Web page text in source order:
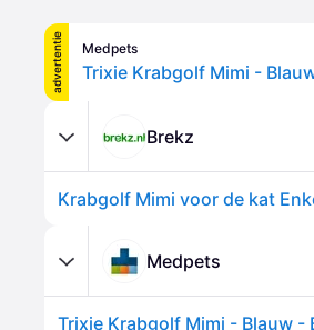
advertentie Medpets
Trixie Krabgolf Mimi -
Brekz
Krabgolf Mimi voor de kat
Medpets
Trixie Krabgolf Mimi - Blauw -